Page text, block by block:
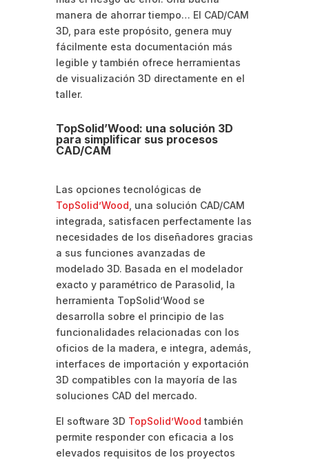
manera de ahorrar tiempo… El CAD/CAM
3D, para este propósito, genera muy
fácilmente esta documentación más
legible y también ofrece herramientas
de visualización 3D directamente en el
taller.
TopSolid’Wood: una solución 3D
para simplificar sus procesos
CAD/CAM
Las opciones tecnológicas de
TopSolid’Wood , una solución CAD/CAM
integrada, satisfacen perfectamente las
necesidades de los diseñadores gracias
a sus funciones avanzadas de
modelado 3D. Basada en el modelador
exacto y paramétrico de Parasolid, la
herramienta TopSolid’Wood se
desarrolla sobre el principio de las
funcionalidades relacionadas con los
oficios de la madera, e integra, además,
interfaces de importación y exportación
3D compatibles con la mayoría de las
soluciones CAD del mercado.
El software 3D TopSolid’Wood también
permite responder con eficacia a los
elevados requisitos de los proyectos